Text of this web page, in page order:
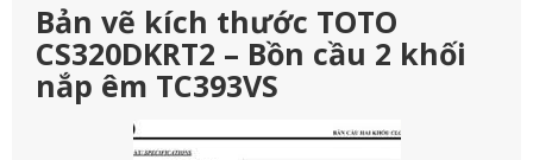
Bản vẽ kích thước TOTO
CS320DKRT2 – Bồn cầu 2 khối
nắp êm TC393VS